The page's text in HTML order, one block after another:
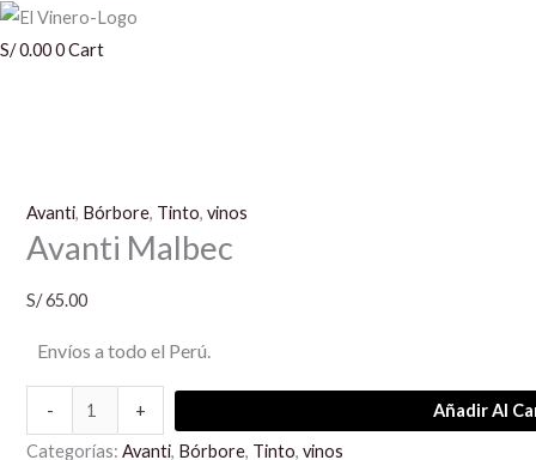
S/0.000Cart
Avanti, Bórbore, Tinto,vinos
Avanti Malbec
S/65.00
Envíos a todo el Perú.
- +
Añadir Al
Categorías:Avanti, Bórbore, Tinto,vinos